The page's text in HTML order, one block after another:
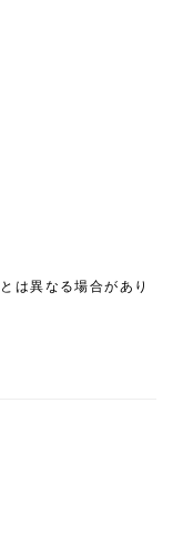
は異なる場合があり